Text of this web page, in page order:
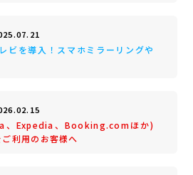
ビを導入！スマホミラーリングや
、Expedia、Booking.comほか)
利用のお客様へ